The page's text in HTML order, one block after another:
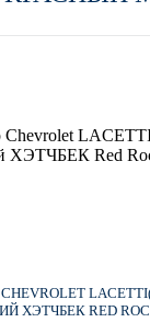
ХЭТЧБЕК RED